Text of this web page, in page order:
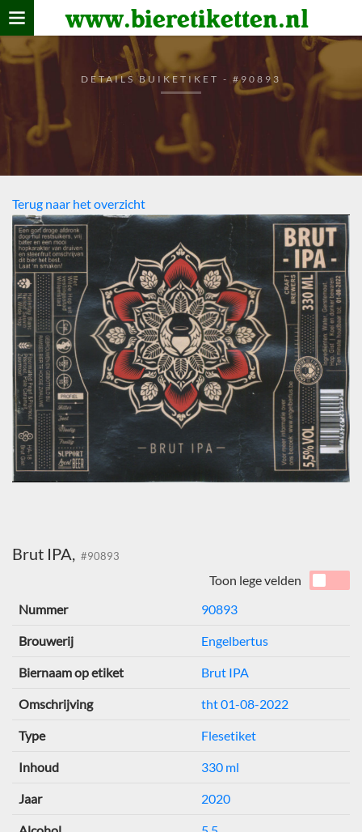
www.bieretiketten.nl
Home
verzamelen
De bierkaart
Bezoekers
DETAILS BUIKETIKET - #90893
Terug naar het overzicht
Brut IPA, #90893
Toon lege velden
Nummer
90893
Brouwerij Engelbertus
Biernaam op etiket Brut IPA
Omschrijving tht 01-08-2022
Type Flesetiket
Inhoud 330 ml
Jaar 2020